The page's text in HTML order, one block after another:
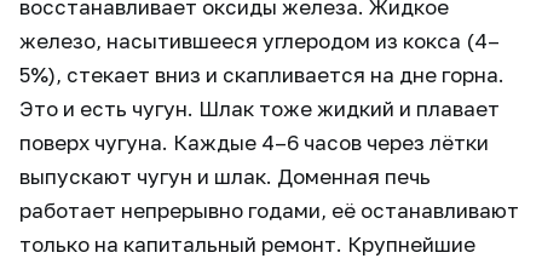
восстанавливает оксиды железа. Жидкое
железо, насытившееся углеродом из кокса (4–
5%), стекает вниз и скапливается на дне горна.
Это и есть чугун. Шлак тоже жидкий и плавает
поверх чугуна. Каждые 4–6 часов через лётки
выпускают чугун и шлак. Доменная печь
работает непрерывно годами, её останавливают
только на капитальный ремонт. Крупнейшие